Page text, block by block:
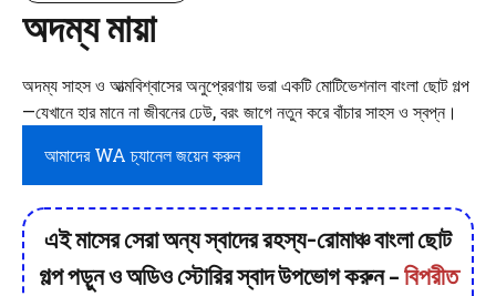
অদম্য মায়া
অদম্য সাহস ও আত্মবিশ্বাসের অনুপ্রেরণায় ভরা একটি মোটিভেশনাল বাংলা ছোট গল্প
—যেখানে হার মানে না জীবনের ঢেউ, বরং জাগে নতুন করে বাঁচার সাহস ও স্বপ্ন।
আমাদের WA চ্যানেল জয়েন করুন
এই মাসের সেরা অন্য স্বাদের রহস্য-রোমাঞ্চ বাংলা ছোট
গল্প পড়ুন ও অডিও স্টোরির স্বাদ উপভোগ করুন –বিপরীত